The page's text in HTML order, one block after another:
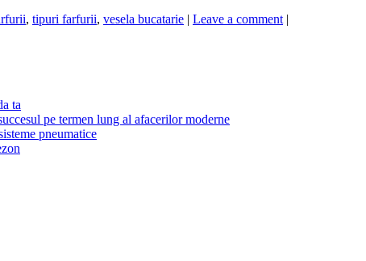
, tipuri farfurii, vesela bucatarie | Leave a comment |
ta
pe termen lung al afacerilor moderne
pneumatice